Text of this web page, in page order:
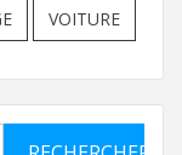
VOITURE